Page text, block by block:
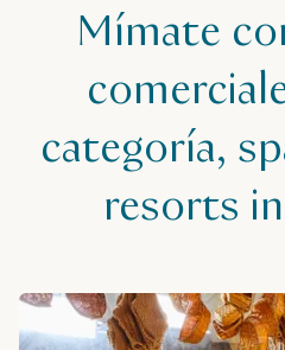
Mímate
categoría,
resorts